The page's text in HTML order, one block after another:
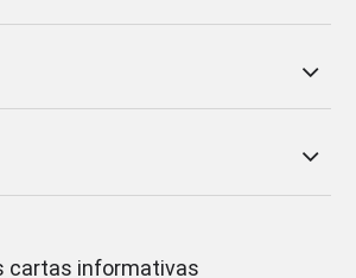
cartas informativas